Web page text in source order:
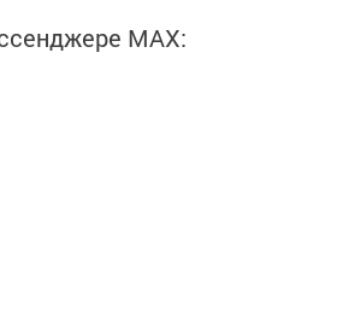
MАХ: